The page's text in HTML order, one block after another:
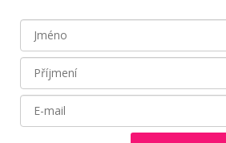
Kariéra
Obchody
Blog
Tabulka